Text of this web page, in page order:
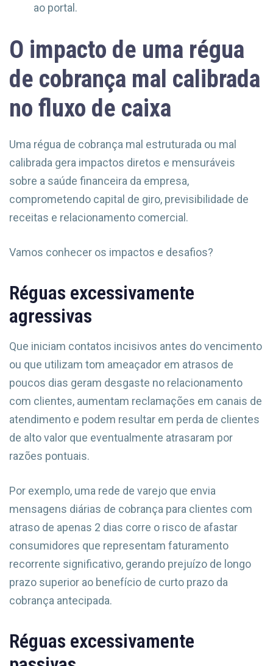
ao portal.
O impacto de uma régua
de cobrança mal calibrada
no fluxo de caixa
Uma régua de cobrança mal estruturada ou mal
calibrada gera impactos diretos e mensuráveis
sobre a saúde financeira da empresa,
comprometendo capital de giro, previsibilidade de
receitas e relacionamento comercial.
Vamos conhecer os impactos e desafios?
Réguas excessivamente
agressivas
Que iniciam contatos incisivos antes do vencimento
ou que utilizam tom ameaçador em atrasos de
poucos dias geram desgaste no relacionamento
com clientes, aumentam reclamações em canais de
atendimento e podem resultar em perda de clientes
de alto valor que eventualmente atrasaram por
razões pontuais.
Por exemplo, uma rede de varejo que envia
mensagens diárias de cobrança para clientes com
atraso de apenas 2 dias corre o risco de afastar
consumidores que representam faturamento
recorrente significativo, gerando prejuízo de longo
prazo superior ao benefício de curto prazo da
cobrança antecipada.
Réguas excessivamente